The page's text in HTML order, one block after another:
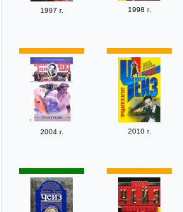
1997 г. 1998 г.
2004 г. 2010 г.